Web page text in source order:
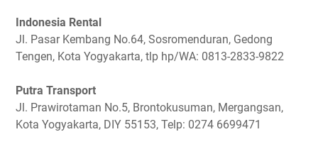
Indonesia Rental
Jl. Pasar Kembang No.64, Sosromenduran, Gedong
Tengen, Kota Yogyakarta, tlp hp/WA: 0813-2833-9822
Putra Transport
Jl. Prawirotaman No.5, Brontokusuman, Mergangsan,
Kota Yogyakarta, DIY 55153, Telp: 0274 6699471